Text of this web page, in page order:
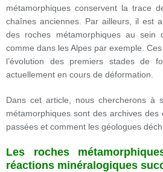
métamorphiques conservent la trace
chaînes anciennes. Par ailleurs, il est
des roches métamorphiques au sein
comme dans les Alpes par exemple.
l’évolution des premiers stades de
actuellement en cours de déformation.
Dans cet article, nous chercherons à
métamorphiques sont des archives des
passées et comment les géologues
Les roches
réactions minéralogiques